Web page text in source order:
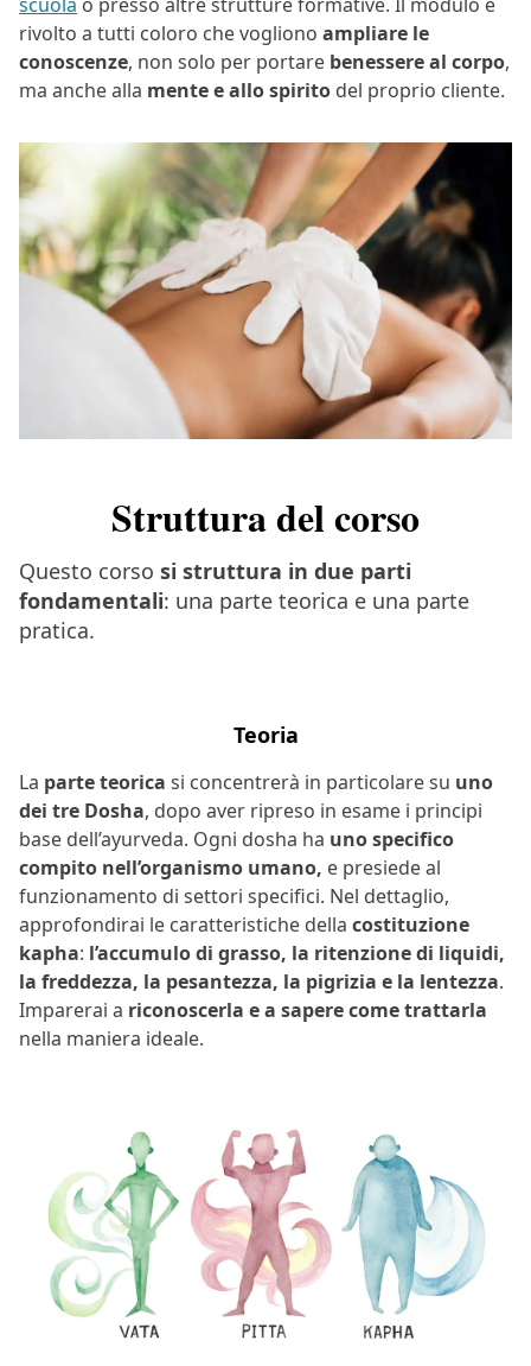
rivolto a tutti coloro che vogliono ampliare le
conoscenze, non solo per portare benessere al corpo,
ma anche alla mente e allo spirito del proprio cliente.
Struttura del corso
Questo corso si struttura in due parti
fondamentali: una parte teorica e una parte
pratica.
Teoria
La parte teorica si concentrerà in particolare su uno
dei tre Dosha, dopo aver ripreso in esame i principi
base dell’ayurveda. Ogni dosha ha uno specifico
compito nell’organismo umano, e presiede al
funzionamento di settori specifici. Nel dettaglio,
approfondirai le caratteristiche della costituzione
kapha: l’accumulo di grasso, la ritenzione di liquidi,
la freddezza, la pesantezza, la pigrizia e la lentezza.
Imparerai a riconoscerla e a sapere come trattarla
nella maniera ideale.